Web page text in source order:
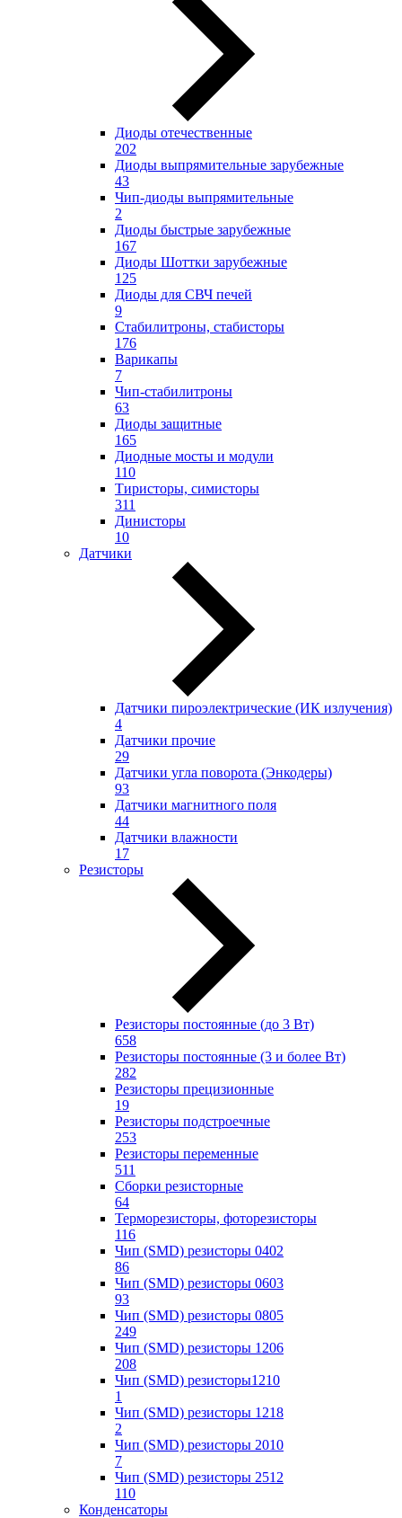
Диоды отечественные
202
Диоды выпрямительные зарубежные
43
Чип-диоды выпрямительные
2
Диоды быстрые зарубежные
167
Диоды Шоттки зарубежные
125
Диоды для СВЧ печей
9
Стабилитроны, стабисторы
176
Варикапы
7
Чип-стабилитроны
63
Диоды защитные
165
Диодные мосты и модули
110
Тиристоры, симисторы
311
Динисторы
10
Датчики
Датчики пироэлектрические (ИК излучения)
4
Датчики прочие
29
Датчики угла поворота (Энкодеры)
93
Датчики магнитного поля
44
Датчики влажности
17
Резисторы
Резисторы постоянные (до 3 Вт)
658
Резисторы постоянные (3 и более Вт)
282
Резисторы прецизионные
19
Резисторы подстроечные
253
Резисторы переменные
511
Сборки резисторные
64
Терморезисторы, фоторезисторы
116
Чип (SMD) резисторы 0402
86
Чип (SMD) резисторы 0603
93
Чип (SMD) резисторы 0805
249
Чип (SMD) резисторы 1206
208
Чип (SMD) резисторы1210
1
Чип (SMD) резисторы 1218
2
Чип (SMD) резисторы 2010
7
Чип (SMD) резисторы 2512
110
Конденсаторы